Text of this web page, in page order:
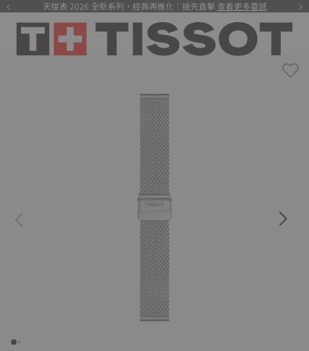
天梭表 2026 全新系列，經典再進化｜搶先直擊 查看更多靈感